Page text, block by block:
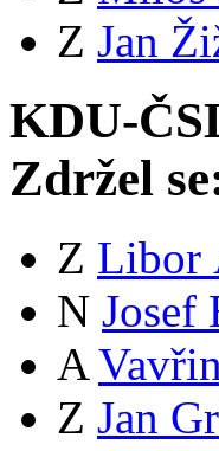
Z Jan
KDU-
Zdržel
Z Libor
N Josef
A
Z Jan